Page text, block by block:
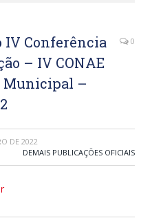
Conferência
– IV CONAE
Municipal –
0
DE 2022
DEMAIS PUBLICAÇÕES OFICIAIS